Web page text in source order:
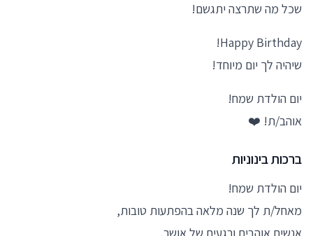
שכל מה שתרצה יתגשם!
Happy Birthday!
שיהיה לך יום מיוחד!
יום הולדת שמח!
אוהב/ת! ❤️
ברכות בינוניות
יום הולדת שמח!
מאחל/ת לך שנה מלאה בהפתעות טובות,